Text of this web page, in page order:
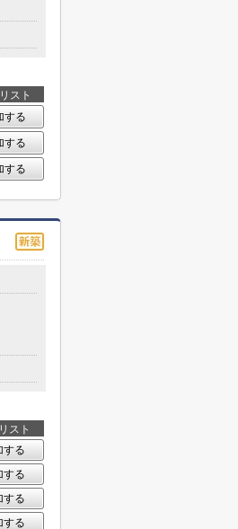
スト
する
する
する
スト
する
する
する
する